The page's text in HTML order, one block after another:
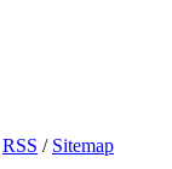
RSS / Sitemap